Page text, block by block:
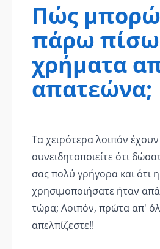
Πώς
πάρω πίσω
χρήματα
απατεώνα;
Τα χειρότερα λοιπόν
συνειδητοποιείτε ότι
σας πολύ γρήγορα και ότι
χρησιμοποιήσατε ήταν
τώρα; Λοιπόν, πρώτα απ'
απελπίζεστε!!